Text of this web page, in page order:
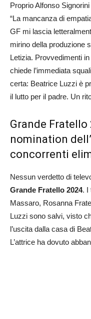
Proprio Alfonso
“La mancanza di
GF mi lascia
mirino della produzione
Letizia. Provvedimenti
chiede l’immediata
certa: Beatrice Luzzi è
il lutto per il padre. Un
Grande
nomination
concorrenti
Nessun verdetto di
Grande Fratello 2024. I
Massaro, Rosanna
Luzzi sono salvi, visto
l’uscita dalla casa di
L’attrice ha dovuto